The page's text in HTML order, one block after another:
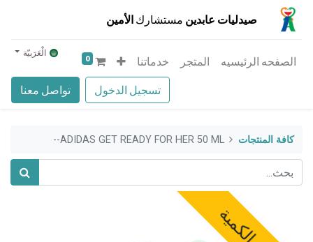
صيدليات عابدين مستشارك الأمين
تسجيل الدخول تواصل معنا
الصفحه الرئيسيه المتجر خدماتنا 0 الْعَرَبيّة
كافة المنتجات ADIDAS GET READY FOR HER 50 ML--